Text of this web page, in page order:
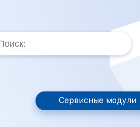
Сервисные модули